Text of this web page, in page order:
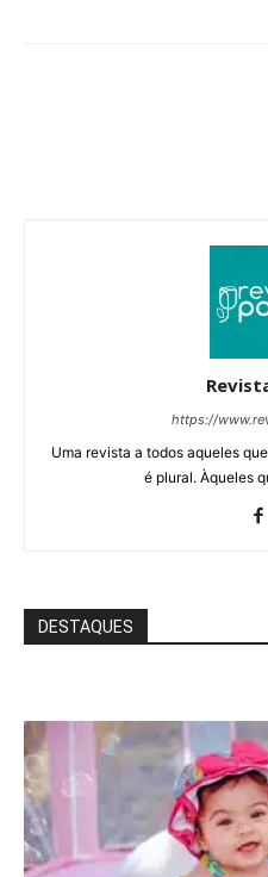
https://
Uma revista a todos aqueles
é plural. Àqueles
DESTAQUES